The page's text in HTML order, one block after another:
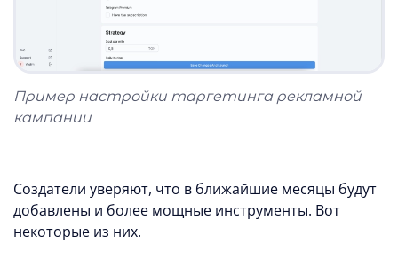
Пример настройки таргетинга рекламной
кампании
Создатели уверяют, что в ближайшие месяцы будут
добавлены и более мощные инструменты. Вот
некоторые из них.